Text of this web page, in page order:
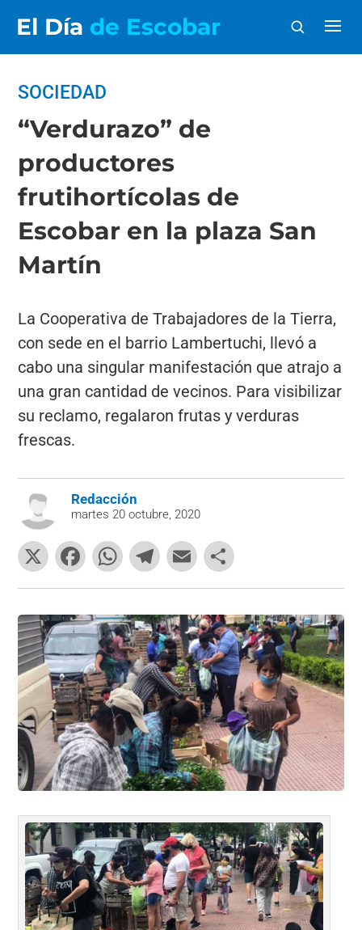
El Día de Escobar
SOCIEDAD
“Verdurazo” de
productores
frutihortícolas de
Escobar en la plaza San
Martín
La Cooperativa de Trabajadores de la Tierra,
con sede en el barrio Lambertuchi, llevó a
cabo una singular manifestación que atrajo a
una gran cantidad de vecinos. Para visibilizar
su reclamo, regalaron frutas y verduras
frescas.
Redacción
martes 20 octubre, 2020
X
F
a
c
e
b
o
o
k
W
h
at
s
A
p
p
T
el
e
gr
a
m
E
m
ai
l
o
m
p
ar
tir